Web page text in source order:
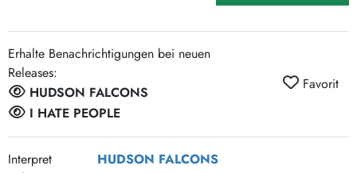
Erhalte Benachrichtigungen bei neuen
Releases:
HUDSON FALCONS
I HATE PEOPLE
Favorit
Interpret
HUDSON FALCONS